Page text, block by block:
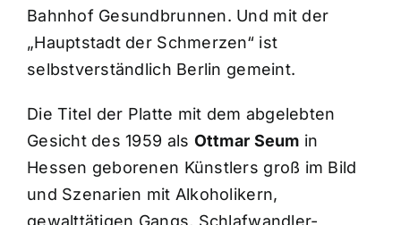
Bahnhof Gesundbrunnen. Und mit der
„Hauptstadt der Schmerzen“ ist
selbstverständlich Berlin gemeint.
Die Titel der Platte mit dem abgelebten
Gesicht des 1959 als Ottmar Seum in
Hessen geborenen Künstlers groß im Bild
und Szenarien mit Alkoholikern,
gewalttätigen Gangs, Schlafwandler-